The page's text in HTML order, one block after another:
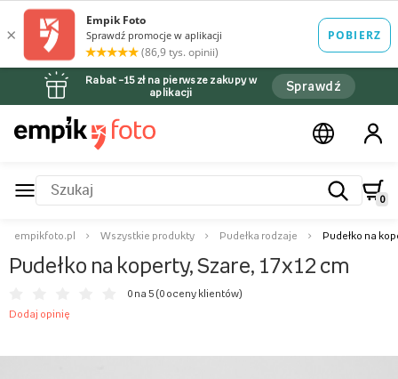
Rabat –15 zł na pierwsze zakupy w
aplikacji
Sprawdź
0
empikfoto.pl Wszystkie produkty Pudełka rodzaje Pudełko na
Pudełko na koperty, Szare, 17x12 cm
0 na 5 (0 oceny klientów)
Dodaj opinię